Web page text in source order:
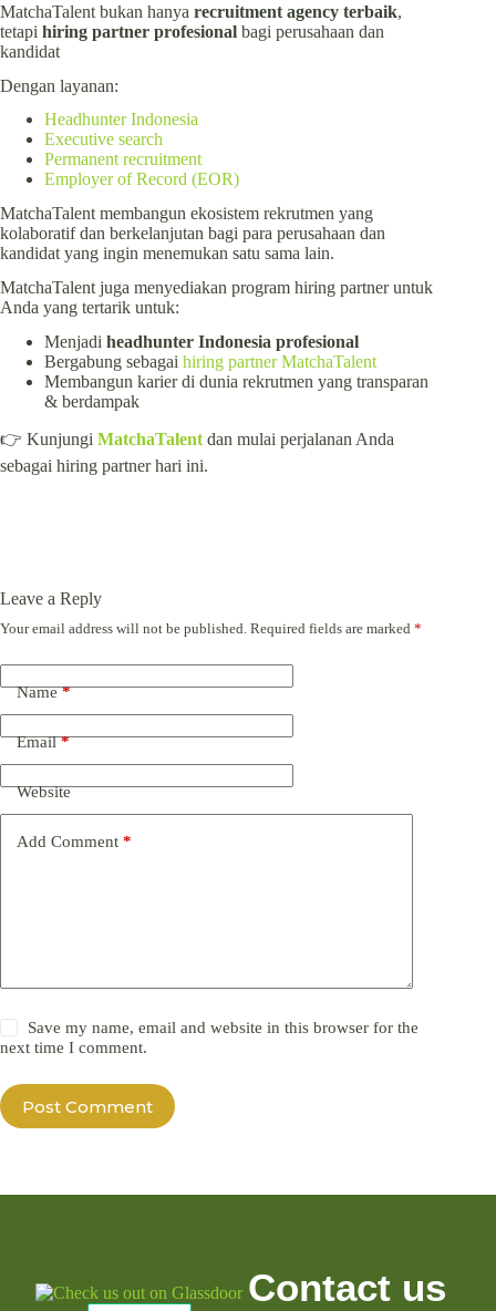
MatchaTalent bukan hanya recruitment agency terbaik,
tetapi hiring partner profesional bagi perusahaan dan
kandidat
Dengan layanan:
Headhunter Indonesia
Executive search
Permanent recruitment
Employer of Record (EOR)
MatchaTalent membangun ekosistem rekrutmen yang
kolaboratif dan berkelanjutan bagi para perusahaan dan
kandidat yang ingin menemukan satu sama lain.
MatchaTalent juga menyediakan program hiring partner untuk
Anda yang tertarik untuk:
Menjadi headhunter Indonesia profesional
Bergabung sebagai hiring partner MatchaTalent
Membangun karier di dunia rekrutmen yang transparan
& berdampak
👉 Kunjungi MatchaTalent dan mulai perjalanan Anda
sebagai hiring partner hari ini.
Leave a Reply
Your email address will not be published. Required fields are marked *
Name*
Email*
Website
Add Comment *
Save my name, email and website in this browser for the
next time I comment.
Post Comment
Contact us